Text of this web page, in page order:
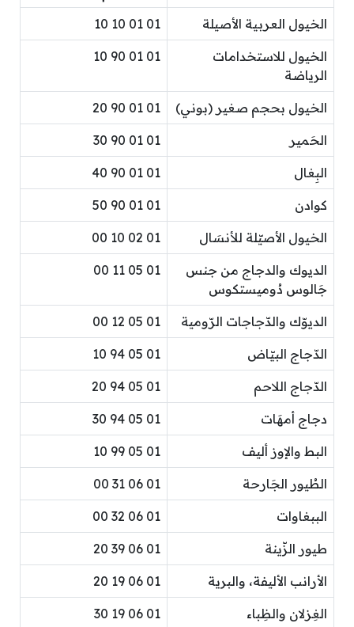
الخيول العربية الأصيلة 01 01 10 10
الخيول للاستخدامات
الرياضة
01 01 90 10
الخيول بحجم صغير (بوني) 01 01 90 20
الحَمير 01 01 90 30
البِغال 01 01 90 40
كوادن 01 01 90 50
الخيول الأصيّلة للأنسَال 01 02 10 00
الديوك والدجاج من جنس
جَالوس دُوميستكوس
01 05 11 00
الديوّك والدّجاجات الرّومية 01 05 12 00
الدّجاج البيّاض 01 05 94 10
الدّجاج اللاحم 01 05 94 20
دجاج أمهَات 01 05 94 30
البط والإوز أليف 01 05 99 10
الطُيور الجَارحة 01 06 31 00
الببغاوات 01 06 32 00
طيور الزّينة 01 06 39 20
الأرانب الأليفة، والبرية 01 06 19 20
الغِزلان والظِباء 01 06 19 30